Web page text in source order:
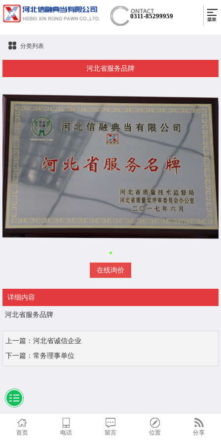
0311-85299959
分类列表
河北省服务品牌
在线询价
详细内容
河北省服务品牌
上一篇： 河北省诚信企业
下一篇： 常务理事单位
首页 电话 留言 位置 分享